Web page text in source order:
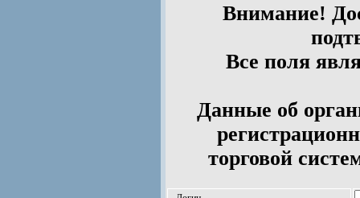
Внимание!
Все поля
Данные об
торговой